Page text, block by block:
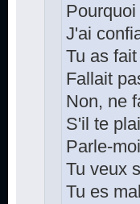
J'ai
Tu as
Fallait
Non, ne
S'il te
Parle-
Tu veux
Tu es